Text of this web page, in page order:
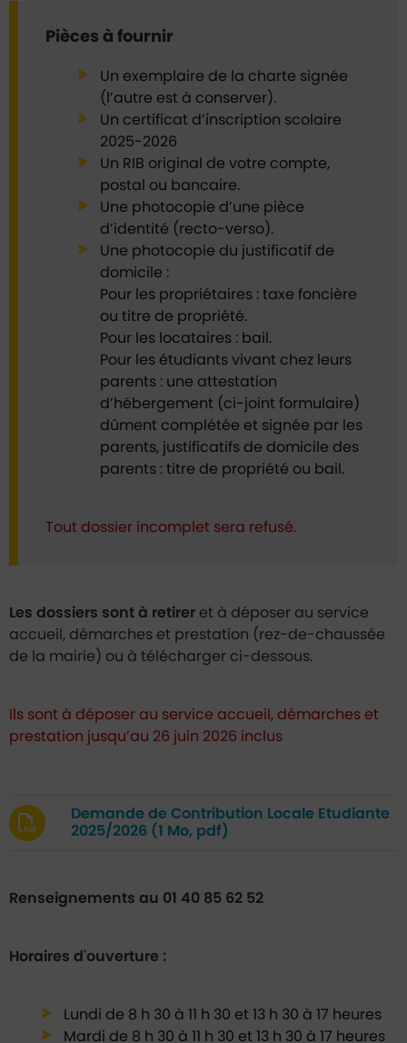
Pièces à fournir
Un exemplaire de la charte signée
(l’autre est à conserver).
Un certificat d’inscription scolaire
2025-2026
Un RIB original de votre compte,
postal ou bancaire.
Une photocopie d’une pièce
d’identité (recto-verso).
Une photocopie du justificatif de
domicile :
Pour les propriétaires : taxe foncière
ou titre de propriété.
Pour les locataires : bail.
Pour les étudiants vivant chez leurs
parents : une attestation
d’hébergement (ci-joint formulaire)
dûment complétée et signée par les
parents, justificatifs de domicile des
parents : titre de propriété ou bail.
Tout dossier incomplet sera refusé.
Les dossiers sont à retirer et à déposer au service
accueil, démarches et prestation (rez-de-chaussée
de la mairie) ou à télécharger ci-dessous.
Ils sont à déposer au service accueil, démarches et
prestation jusqu’au 26 juin 2026 inclus
Demande de Contribution Locale Etudiante
2025/2026 (1 Mo, pdf)
Renseignements au 01 40 85 62 52
Horaires d'ouverture :
Lundi de 8 h 30 à 11 h 30 et 13 h 30 à 17 heures
Mardi de 8 h 30 à 11 h 30 et 13 h 30 à 17 heures